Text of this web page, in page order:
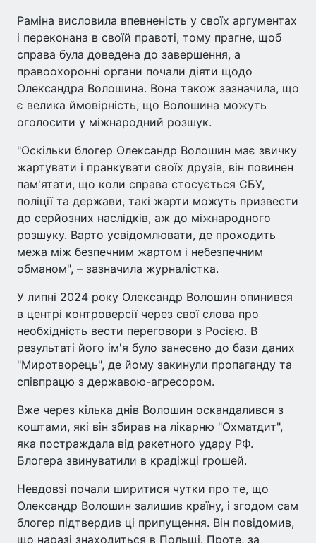
Раміна висловила впевненість у своїх аргументах
і переконана в своїй правоті, тому прагне, щоб
справа була доведена до завершення, а
правоохоронні органи почали діяти щодо
Олександра Волошина. Вона також зазначила, що
є велика ймовірність, що Волошина можуть
оголосити у міжнародний розшук.
"Оскільки блогер Олександр Волошин має звичку
жартувати і пранкувати своїх друзів, він повинен
пам'ятати, що коли справа стосується СБУ,
поліції та держави, такі жарти можуть призвести
до серйозних наслідків, аж до міжнародного
розшуку. Варто усвідомлювати, де проходить
межа між безпечним жартом і небезпечним
обманом", – зазначила журналістка.
У липні 2024 року Олександр Волошин опинився
в центрі контроверсії через свої слова про
необхідність вести переговори з Росією. В
результаті його ім'я було занесено до бази даних
"Миротворець", де йому закинули пропаганду та
співпрацю з державою-агресором.
Вже через кілька днів Волошин оскандалився з
коштами, які він збирав на лікарню "Охматдит",
яка постраждала від ракетного удару РФ.
Блогера звинуватили в крадіжці грошей.
Невдовзі почали ширитися чутки про те, що
Олександр Волошин залишив країну, і згодом сам
блогер підтвердив ці припущення. Він повідомив,
що наразі знаходиться в Польщі. Проте, за